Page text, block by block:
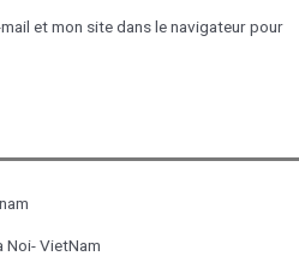
et mon site dans le navigateur pour
Noi- VietNam